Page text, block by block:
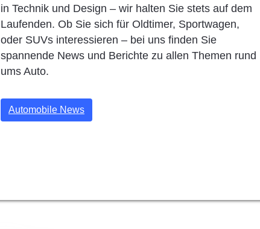
in Technik und Design – wir halten Sie stets auf dem
Laufenden. Ob Sie sich für Oldtimer, Sportwagen,
oder SUVs interessieren – bei uns finden Sie
spannende News und Berichte zu allen Themen rund
ums Auto.
Automobile News